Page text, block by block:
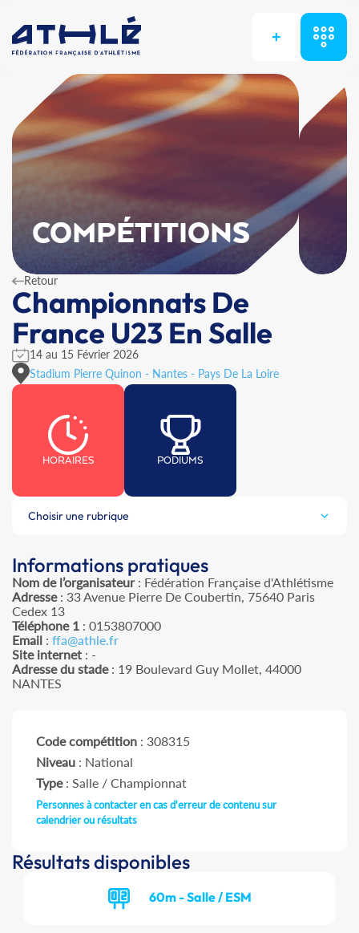
+
COMPÉTITIONS
Retour
Championnats De
France U23 En Salle
14 au 15 Février 2026
Stadium Pierre Quinon - Nantes - Pays De La Loire
HORAIRES PODIUMS
Choisir une rubrique
Informations pratiques
Nom de l’organisateur: Fédération Française d'Athlétisme
Adresse: 33 Avenue Pierre De Coubertin, 75640 Paris
Cedex 13
Téléphone 1 : 0153807000
Email : ffa@athle.fr
Site internet : -
Adresse du stade: 19 Boulevard Guy Mollet, 44000
NANTES
Code compétition : 308315
Niveau : National
Type: Salle / Championnat
Personnes à contacter en cas d'erreur de contenu sur
calendrier ou résultats
Résultats disponibles
60m - Salle / ESM